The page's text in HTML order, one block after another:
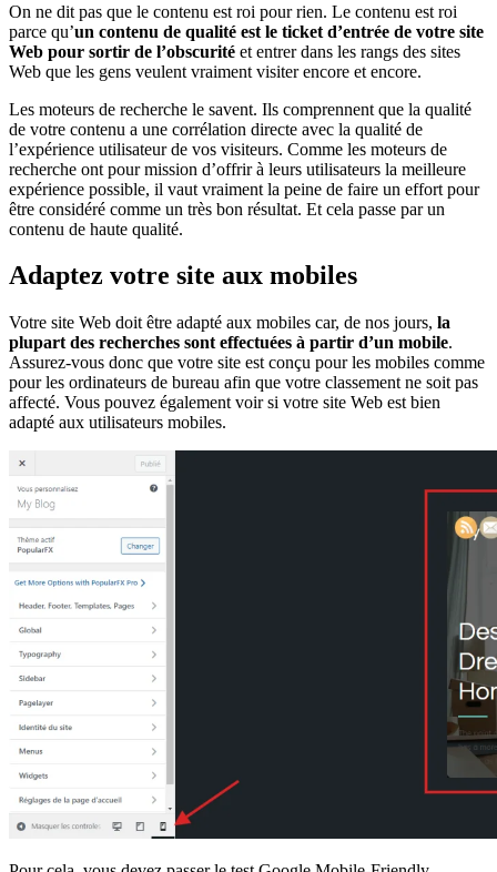
On ne dit pas que le contenu est roi pour rien. Le contenu est roi
parce qu’un contenu de qualité est le ticket d’entrée de votre site
Web pour sortir de l’obscurité et entrer dans les rangs des sites
Web que les gens veulent vraiment visiter encore et encore.
Les moteurs de recherche le savent. Ils comprennent que la qualité
de votre contenu a une corrélation directe avec la qualité de
l’expérience utilisateur de vos visiteurs. Comme les moteurs de
recherche ont pour mission d’offrir à leurs utilisateurs la meilleure
expérience possible, il vaut vraiment la peine de faire un effort pour
être considéré comme un très bon résultat. Et cela passe par un
contenu de haute qualité.
Adaptez votre site aux mobiles
Votre site Web doit être adapté aux mobiles car, de nos jours, la
plupart des recherches sont effectuées à partir d’un mobile.
Assurez-vous donc que votre site est conçu pour les mobiles comme
pour les ordinateurs de bureau afin que votre classement ne soit pas
affecté. Vous pouvez également voir si votre site Web est bien
adapté aux utilisateurs mobiles.